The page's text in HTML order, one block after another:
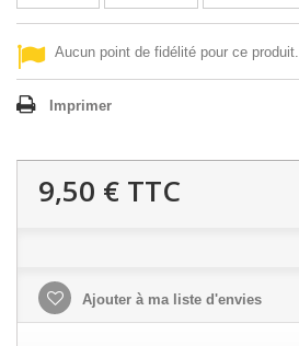
Aucun point de fidélité pour ce produit.
Imprimer
9,50 € TTC
Ajouter à ma liste d'envies